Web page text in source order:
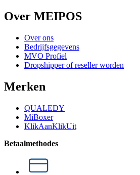
Over MEIPOS
Over ons
Bedrijfsgegevens
MVO Profiel
Dropshipper of reseller worden
Merken
QUALEDY
MiBoxer
KlikAanKlikUit
Betaalmethodes